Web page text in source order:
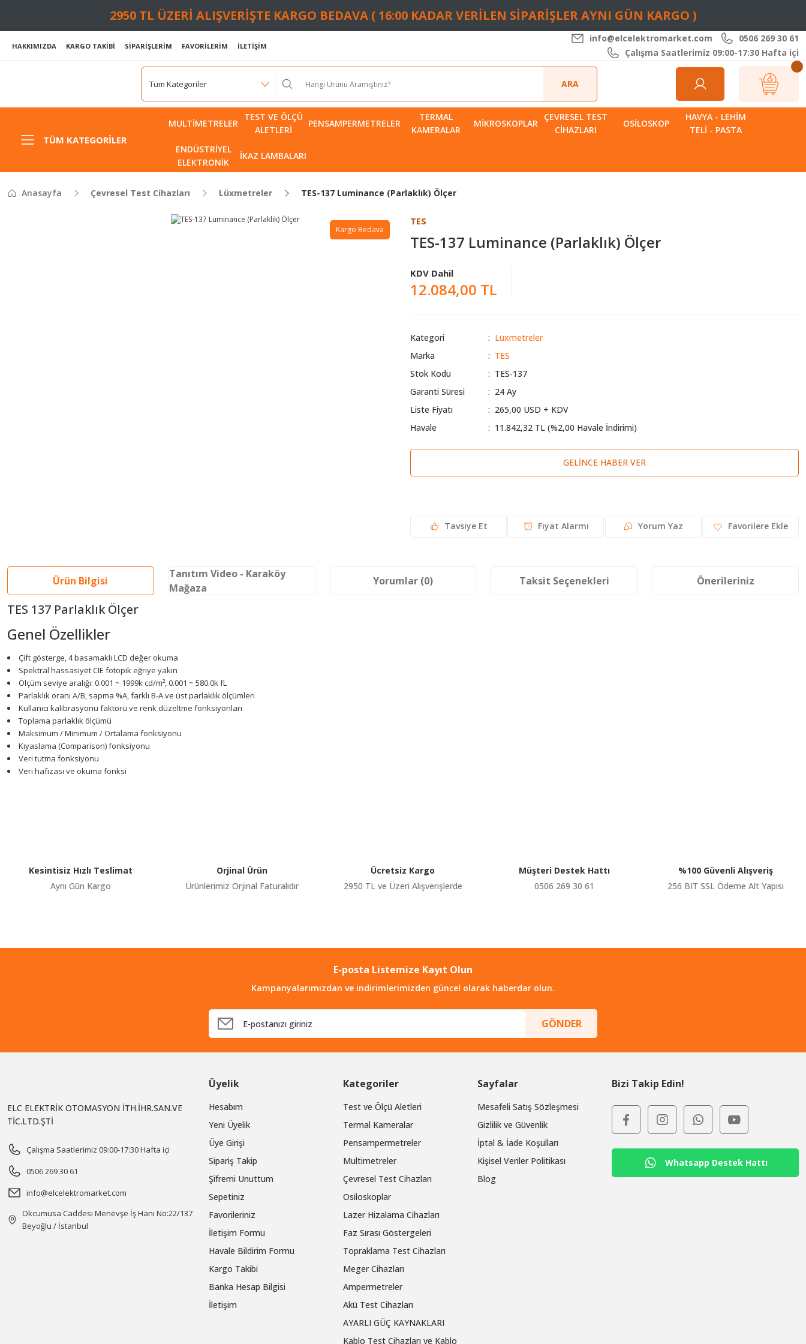
2950 TL ÜZERİ ALIŞVERİŞTE KARGO BEDAVA ( 16:00 KADAR VERİLEN SİPARİŞLER AYNI GÜN KARGO )
HAKKIMIZDA KARGO TAKİBİ SİPARİŞLERİM FAVORİLERİM İLETİŞİM
info@elcelektromarket.com
0506 269 30 61
Çalışma Saatlerimiz 09:00-17:30 Hafta içi
ARA
TÜM KATEGORILER
MULTIMETRELER
TEST VE ÖLÇÜ
ALETLERI
PENSAMPERMETRELER
TERMAL
KAMERALAR
MIKROSKOPLAR
ÇEVRESEL TEST
CIHAZLARI
OSILOSKOP
HAVYA - LEHIM
TELI - PASTA
ENDÜSTRIYEL
ELEKTRONIK
İKAZ LAMBALARI
Anasayfa Çevresel Test Cihazları Lüxmetreler TES-137 Luminance (Parlaklık) Ölçer
Kargo Bedava
TES
TES-137 Luminance (Parlaklık) Ölçer
KDV Dahil
12.084,00 TL
Kategori
Lüxmetreler
Marka
TES
Stok Kodu
TES-137
Garanti Süresi
24 Ay
Liste Fiyatı
265,00 USD + KDV
Havale
11.842,32 TL (%2,00 Havale İndirimi)
GELINCE HABER VER
Tavsiye Et Fiyat Alarmı Yorum Yaz
Ürün Bilgisi
Tanıtım Video - Karaköy
Mağaza
Yorumlar (0) Taksit Seçenekleri Önerileriniz
TES 137 Parlaklık Ölçer
Genel Özellikler
Çift gösterge, 4 basamaklı LCD değer okuma
Spektral hassasiyet CIE fotopik eğriye yakın
Ölçüm seviye aralığı: 0.001 ~ 1999k cd/m², 0.001 ~ 580.0k fL
Parlaklık oranı A/B, sapma %A, farklı B-A ve üst parlaklık ölçümleri
Kullanıcı kalibrasyonu faktörü ve renk düzeltme fonksiyonları
Toplama parlaklık ölçümü
Maksimum / Minimum / Ortalama fonksiyonu
Kıyaslama (Comparison) fonksiyonu
Veri tutma fonksiyonu
Veri hafızası ve okuma fonksi
Ürün bilgilerinde hatalar bulunuyor.
Ürün fiyatı diğer sitelerden daha pahalı.
Gönder
Kesintisiz Hızlı Teslimat
Aynı Gün Kargo
Orjinal Ürün
Ürünlerimiz Orjinal Faturalıdır
Ücretsiz Kargo
2950 TL ve Üzeri Alışverişlerde
Müşteri Destek Hattı
0506 269 30 61
%100 Güvenli Alışveriş
256 BIT SSL Ödeme Alt Yapısı
E-posta Listemize Kayıt Olun
Kampanyalarımızdan ve indirimlerimizden güncel olarak haberdar olun.
GÖNDER
ELC ELEKTRİK OTOMASYON İTH.İHR.SAN.VE
TİC.LTD.ŞTİ
Çalışma Saatlerimiz 09:00-17:30 Hafta içi
0506 269 30 61
info@elcelektromarket.com
Okcumusa Caddesi Menevşe İş Hanı No:22/137
Beyoğlu / İstanbul
Üyelik
Hesabım
Yeni Üyelik
Üye Girişi
Sipariş Takip
Şifremi Unuttum
Sepetiniz
Favorileriniz
İletişim Formu
Havale Bildirim Formu
Kargo Takibi
Banka Hesap Bilgisi
İletişim
Kategoriler
Test ve Ölçü Aletleri
Termal Kameralar
Pensampermetreler
Multimetreler
Çevresel Test Cihazları
Osiloskoplar
Lazer Hizalama Cihazları
Faz Sırası Göstergeleri
Topraklama Test Cihazları
Meger Cihazları
Ampermetreler
Akü Test Cihazları
AYARLI GÜÇ KAYNAKLARI
Kablo Test Cihazları ve Kablo
Sayfalar
Mesafeli Satış Sözleşmesi
Gizlilik ve Güvenlik
İptal & İade Koşulları
Kişisel Veriler Politikası
Blog
Bizi Takip Edin!
Whatsapp Destek Hattı